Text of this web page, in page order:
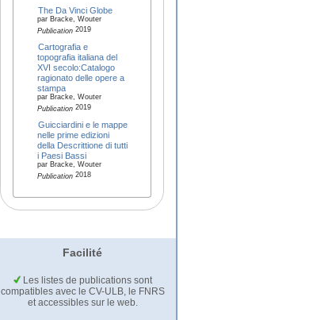
The Da Vinci Globe
par Bracke, Wouter
Publication2019
Cartografia e
topografia italiana del
XVI secolo:Catalogo
ragionato delle opere a
stampa
par Bracke, Wouter
Publication2019
Guicciardini e le mappe
nelle prime edizioni
della Descrittione di tutti
i Paesi Bassi
par Bracke, Wouter
Publication2018
Facilité
Les listes de publications sont
compatibles avec le CV-ULB, le FNRS
et accessibles sur le web.